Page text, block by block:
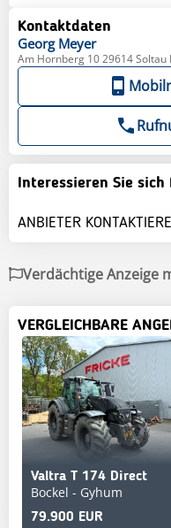
Kontaktdaten
Georg Meyer
Am Hornberg 10 29614 Soltau
Interessieren Sie
ANBIETER
Verdächtige Anzeige
VERGLEICHBARE
Valtra T 174 Direct
Bockel - Gyhum
79.900 EUR